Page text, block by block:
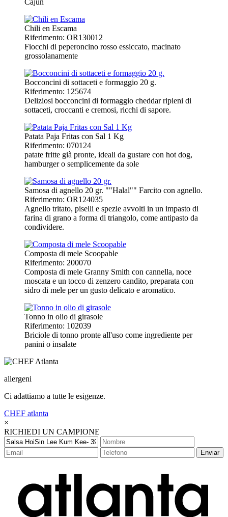
Chili en Escama
Riferimento: OR130012
Fiocchi di peperoncino rosso essiccato, macinato
grossolanamente
Bocconcini di sottaceti e formaggio 20 g.
Riferimento: 125674
Deliziosi bocconcini di formaggio cheddar ripieni di
sottaceti, croccanti e cremosi, ricchi di sapore.
Patata Paja Fritas con Sal 1 Kg
Riferimento: 070124
patate fritte già pronte, ideali da gustare con hot dog,
hamburger o semplicemente da sole
Samosa di agnello 20 gr. ""Halal"" Farcito con agnello.
Riferimento: OR124035
Agnello tritato, piselli e spezie avvolti in un impasto di
farina di grano a forma di triangolo, come antipasto da
condividere.
Composta di mele Scoopable
Riferimento: 200070
Composta di mele Granny Smith con cannella, noce
moscata e un tocco di zenzero candito, preparata con
sidro di mele per un gusto delicato e aromatico.
Tonno in olio di girasole
Riferimento: 102039
Briciole di tonno pronte all'uso come ingrediente per
panini o insalate
allergeni
Ci adattiamo a tutte le esigenze.
CHEF atlanta
×
RICHIEDI UN CAMPIONE
Enviar